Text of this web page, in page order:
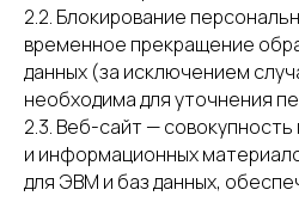
2.2. Блокирование
временное прекращение
данных (за исключением
необходима для уточнения
2.3. Веб-сайт —
и информационных
для ЭВМ и баз данных,